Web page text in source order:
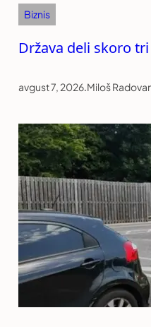
Biznis
Država deli skoro
avgust 7, 2026.Miloš